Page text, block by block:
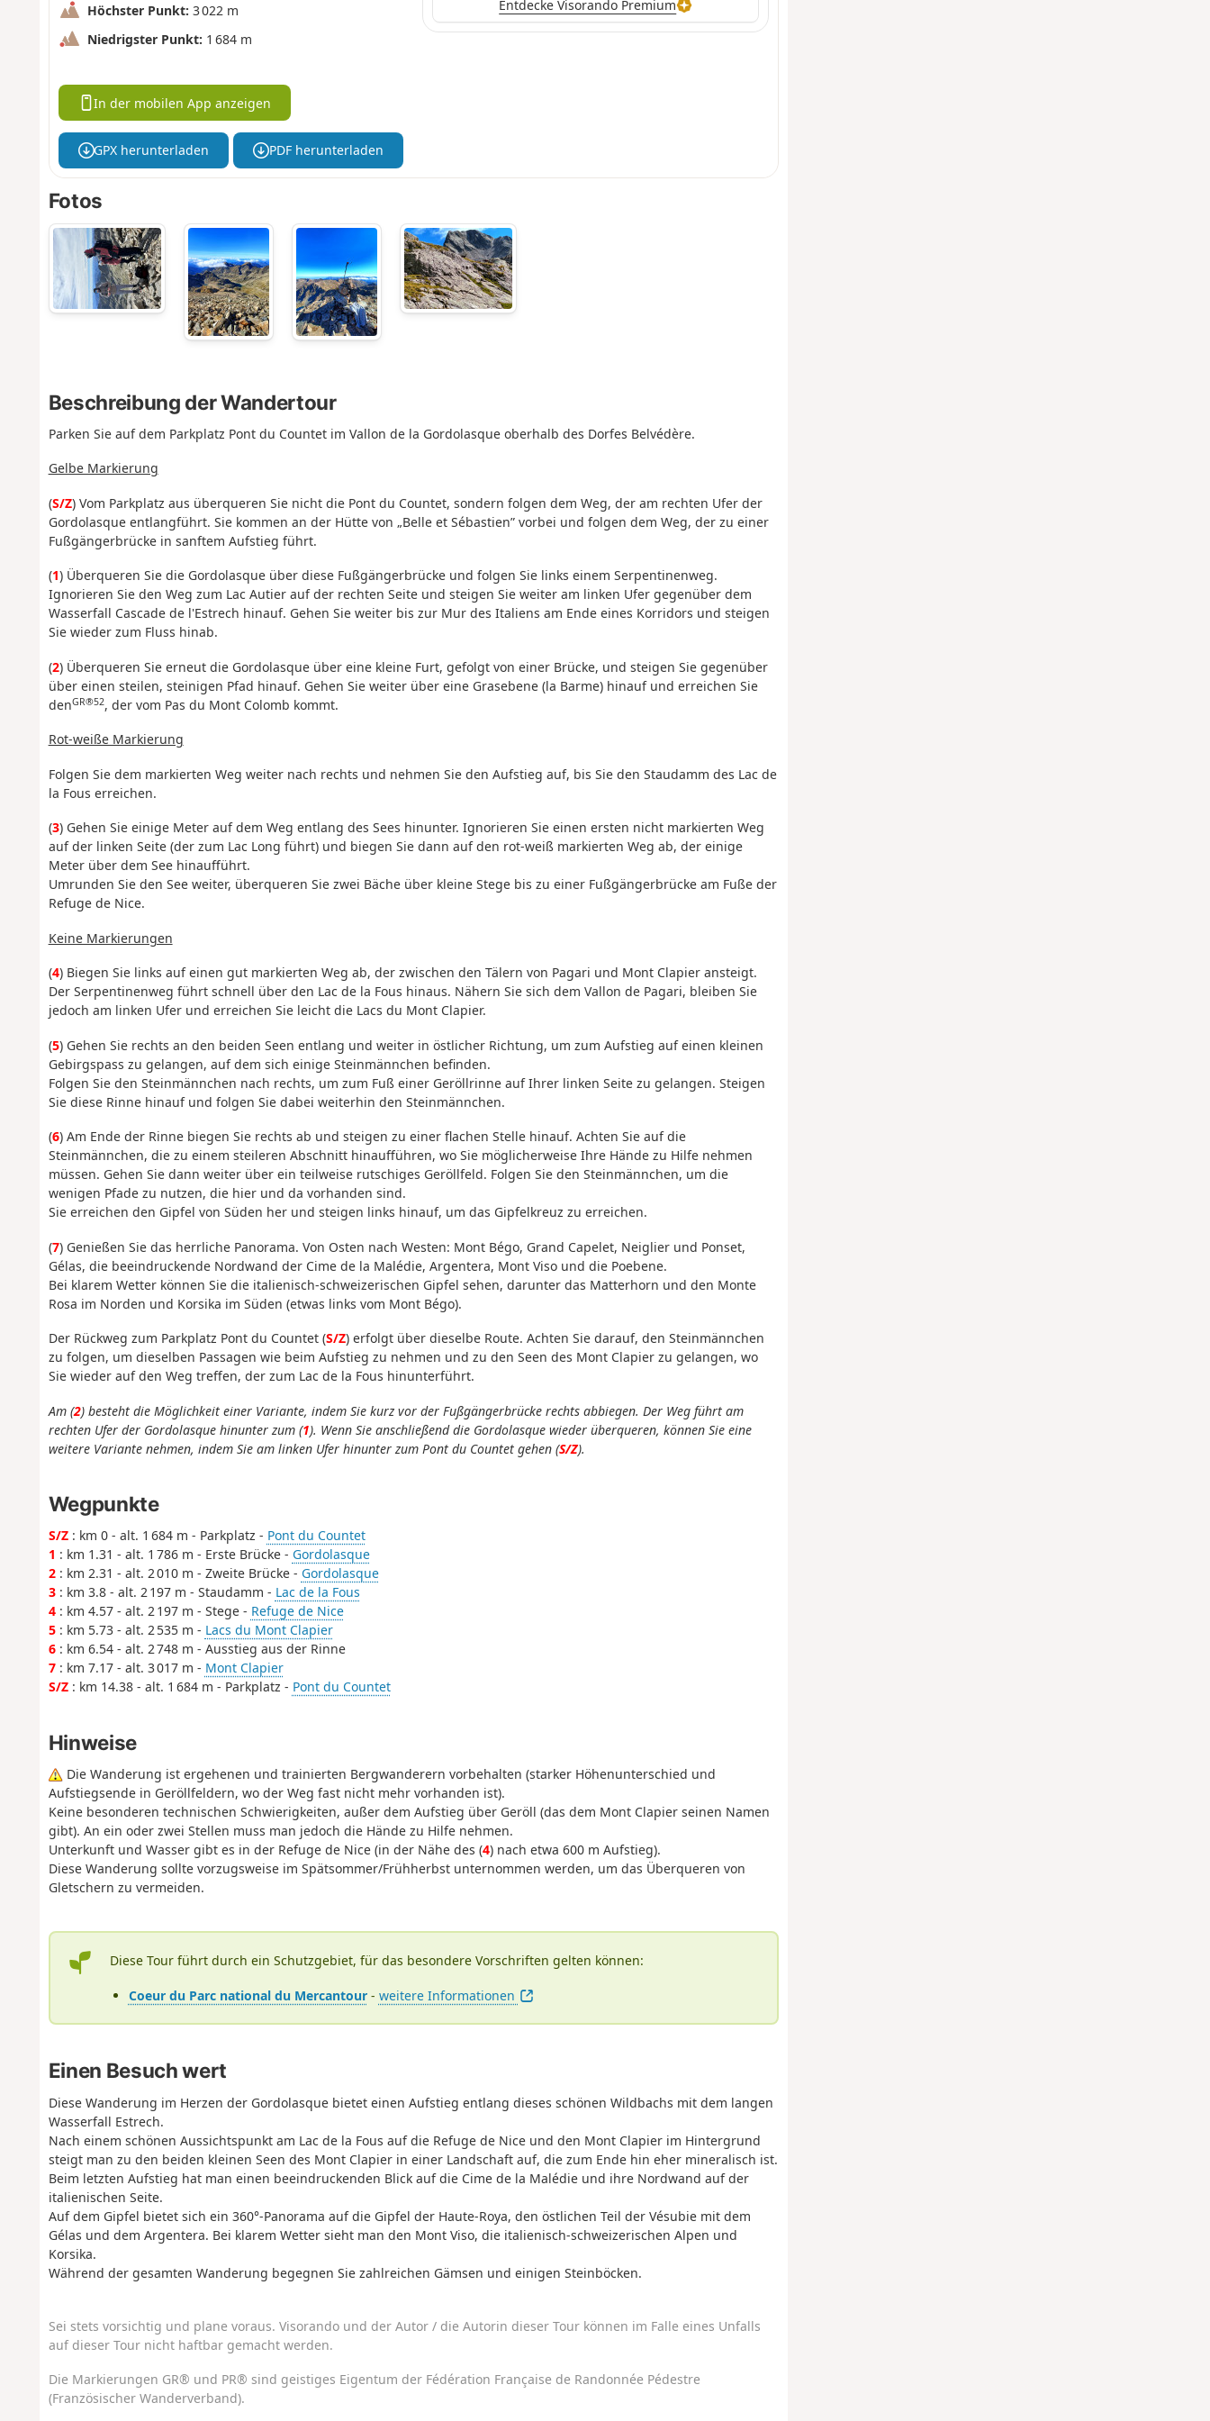
Höchster Punkt: 3 022 m
Niedrigster Punkt: 1 684 m
Entdecke Visorando Premium
In der mobilen App anzeigen
GPX herunterladen PDF herunterladen
Fotos
Beschreibung der Wandertour
Parken Sie auf dem Parkplatz Pont du Countet im Vallon de la Gordolasque oberhalb des Dorfes Belvédère.
Gelbe Markierung
(S/Z) Vom Parkplatz aus überqueren Sie nicht die Pont du Countet, sondern folgen dem Weg, der am rechten Ufer der
Gordolasque entlangführt. Sie kommen an der Hütte von „Belle et Sébastien” vorbei und folgen dem Weg, der zu einer
Fußgängerbrücke in sanftem Aufstieg führt.
(1) Überqueren Sie die Gordolasque über diese Fußgängerbrücke und folgen Sie links einem Serpentinenweg.
Ignorieren Sie den Weg zum Lac Autier auf der rechten Seite und steigen Sie weiter am linken Ufer gegenüber dem
Wasserfall Cascade de l'Estrech hinauf. Gehen Sie weiter bis zur Mur des Italiens am Ende eines Korridors und steigen
Sie wieder zum Fluss hinab.
(2) Überqueren Sie erneut die Gordolasque über eine kleine Furt, gefolgt von einer Brücke, und steigen Sie gegenüber
über einen steilen, steinigen Pfad hinauf. Gehen Sie weiter über eine Grasebene (la Barme) hinauf und erreichen Sie
denGR®52, der vom Pas du Mont Colomb kommt.
Rot-weiße Markierung
Folgen Sie dem markierten Weg weiter nach rechts und nehmen Sie den Aufstieg auf, bis Sie den Staudamm des Lac de
la Fous erreichen.
(3) Gehen Sie einige Meter auf dem Weg entlang des Sees hinunter. Ignorieren Sie einen ersten nicht markierten Weg
auf der linken Seite (der zum Lac Long führt) und biegen Sie dann auf den rot-weiß markierten Weg ab, der einige
Meter über dem See hinaufführt.
Umrunden Sie den See weiter, überqueren Sie zwei Bäche über kleine Stege bis zu einer Fußgängerbrücke am Fuße der
Refuge de Nice.
Keine Markierungen
(4) Biegen Sie links auf einen gut markierten Weg ab, der zwischen den Tälern von Pagari und Mont Clapier ansteigt.
Der Serpentinenweg führt schnell über den Lac de la Fous hinaus. Nähern Sie sich dem Vallon de Pagari, bleiben Sie
jedoch am linken Ufer und erreichen Sie leicht die Lacs du Mont Clapier.
(5) Gehen Sie rechts an den beiden Seen entlang und weiter in östlicher Richtung, um zum Aufstieg auf einen kleinen
Gebirgspass zu gelangen, auf dem sich einige Steinmännchen befinden.
Folgen Sie den Steinmännchen nach rechts, um zum Fuß einer Geröllrinne auf Ihrer linken Seite zu gelangen. Steigen
Sie diese Rinne hinauf und folgen Sie dabei weiterhin den Steinmännchen.
(6) Am Ende der Rinne biegen Sie rechts ab und steigen zu einer flachen Stelle hinauf. Achten Sie auf die
Steinmännchen, die zu einem steileren Abschnitt hinaufführen, wo Sie möglicherweise Ihre Hände zu Hilfe nehmen
müssen. Gehen Sie dann weiter über ein teilweise rutschiges Geröllfeld. Folgen Sie den Steinmännchen, um die
wenigen Pfade zu nutzen, die hier und da vorhanden sind.
Sie erreichen den Gipfel von Süden her und steigen links hinauf, um das Gipfelkreuz zu erreichen.
(7) Genießen Sie das herrliche Panorama. Von Osten nach Westen: Mont Bégo, Grand Capelet, Neiglier und Ponset,
Gélas, die beeindruckende Nordwand der Cime de la Malédie, Argentera, Mont Viso und die Poebene.
Bei klarem Wetter können Sie die italienisch-schweizerischen Gipfel sehen, darunter das Matterhorn und den Monte
Rosa im Norden und Korsika im Süden (etwas links vom Mont Bégo).
Der Rückweg zum Parkplatz Pont du Countet (S/Z) erfolgt über dieselbe Route. Achten Sie darauf, den Steinmännchen
zu folgen, um dieselben Passagen wie beim Aufstieg zu nehmen und zu den Seen des Mont Clapier zu gelangen, wo
Sie wieder auf den Weg treffen, der zum Lac de la Fous hinunterführt.
Am (2) besteht die Möglichkeit einer Variante, indem Sie kurz vor der Fußgängerbrücke rechts abbiegen. Der Weg führt am
rechten Ufer der Gordolasque hinunter zum (1). Wenn Sie anschließend die Gordolasque wieder überqueren, können Sie eine
weitere Variante nehmen, indem Sie am linken Ufer hinunter zum Pont du Countet gehen (S/Z).
Wegpunkte
S/Z: km 0 - alt. 1 684 m - Parkplatz - Pont du Countet
1 : km 1.31 - alt. 1 786 m - Erste Brücke - Gordolasque
2: km 2.31 - alt. 2 010 m - Zweite Brücke - Gordolasque
3: km 3.8 - alt. 2 197 m - Staudamm - Lac de la Fous
4: km 4.57 - alt. 2 197 m - Stege - Refuge de Nice
5: km 5.73 - alt. 2 535 m - Lacs du Mont Clapier
6: km 6.54 - alt. 2 748 m - Ausstieg aus der Rinne
7: km 7.17 - alt. 3 017 m - Mont Clapier
S/Z: km 14.38 - alt. 1 684 m - Parkplatz - Pont du Countet
Hinweise
Die Wanderung ist ergehenen und trainierten Bergwanderern vorbehalten (starker Höhenunterschied und
Aufstiegsende in Geröllfeldern, wo der Weg fast nicht mehr vorhanden ist).
Keine besonderen technischen Schwierigkeiten, außer dem Aufstieg über Geröll (das dem Mont Clapier seinen Namen
gibt). An ein oder zwei Stellen muss man jedoch die Hände zu Hilfe nehmen.
Unterkunft und Wasser gibt es in der Refuge de Nice (in der Nähe des (4) nach etwa 600 m Aufstieg).
Diese Wanderung sollte vorzugsweise im Spätsommer/Frühherbst unternommen werden, um das Überqueren von
Gletschern zu vermeiden.
Diese Tour führt durch ein Schutzgebiet, für das besondere Vorschriften gelten können:
Coeur du Parc national du Mercantour- weitere Informationen
Einen Besuch wert
Diese Wanderung im Herzen der Gordolasque bietet einen Aufstieg entlang dieses schönen Wildbachs mit dem langen
Wasserfall Estrech.
Nach einem schönen Aussichtspunkt am Lac de la Fous auf die Refuge de Nice und den Mont Clapier im Hintergrund
steigt man zu den beiden kleinen Seen des Mont Clapier in einer Landschaft auf, die zum Ende hin eher mineralisch ist.
Beim letzten Aufstieg hat man einen beeindruckenden Blick auf die Cime de la Malédie und ihre Nordwand auf der
italienischen Seite.
Auf dem Gipfel bietet sich ein 360°-Panorama auf die Gipfel der Haute-Roya, den östlichen Teil der Vésubie mit dem
Gélas und dem Argentera. Bei klarem Wetter sieht man den Mont Viso, die italienisch-schweizerischen Alpen und
Korsika.
Während der gesamten Wanderung begegnen Sie zahlreichen Gämsen und einigen Steinböcken.
Sei stets vorsichtig und plane voraus. Visorando und der Autor / die Autorin dieser Tour können im Falle eines Unfalls
auf dieser Tour nicht haftbar gemacht werden.
Die Markierungen GR® und PR® sind geistiges Eigentum der Fédération Française de Randonnée Pédestre
(Französischer Wanderverband).